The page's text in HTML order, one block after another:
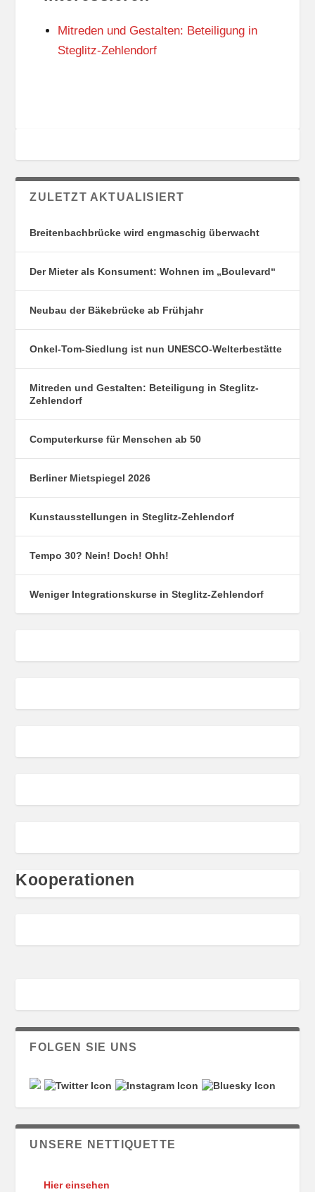
N
S
O
N
Mitreden und Gestalten: Beteiligung in
Steglitz-Zehlendorf
ZULETZT AKTUALISIERT
Breitenbachbrücke wird engmaschig überwacht
Der Mieter als Konsument: Wohnen im „Boulevard“
Neubau der Bäkebrücke ab Frühjahr
Onkel-Tom-Siedlung ist nun UNESCO-Welterbestätte
Mitreden und Gestalten: Beteiligung in Steglitz-
Zehlendorf
Computerkurse für Menschen ab 50
Berliner Mietspiegel 2026
Kunstausstellungen in Steglitz-Zehlendorf
Tempo 30? Nein! Doch! Ohh!
Weniger Integrationskurse in Steglitz-Zehlendorf
Kooperationen
FOLGEN SIE UNS
UNSERE NETTIQUETTE
Hier einsehen